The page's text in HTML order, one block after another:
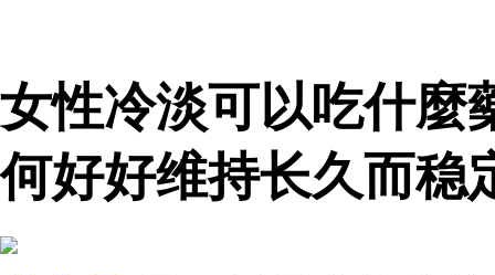
女性冷淡可以吃什麼
何好好维持长久而稳